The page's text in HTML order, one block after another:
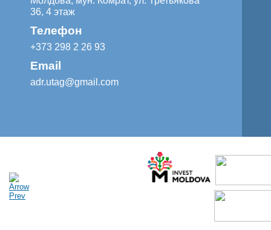
36, 4 этаж
Телефон
+373 298 2 26 93
Email
adr.utag@gmail.com